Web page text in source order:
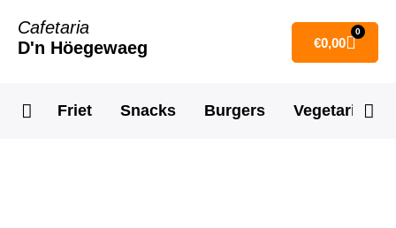
Cafetaria
D'n Höegewaeg
€0,00
0
Friet Snacks Burgers Vegetarisch